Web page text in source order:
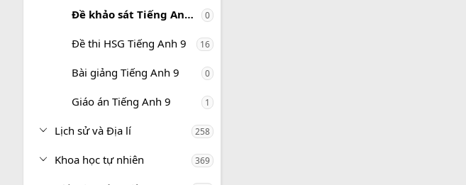
Đề khảo sát Tiếng Anh 9 0
Đề thi HSG Tiếng Anh 9 16
Bài giảng Tiếng Anh 9 0
Giáo án Tiếng Anh 9 1
Lịch sử và Địa lí 258
Khoa học tự nhiên 369